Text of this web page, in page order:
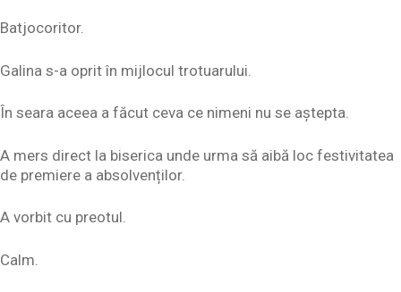
Batjocoritor.
Galina s-a oprit în mijlocul trotuarului.
În seara aceea a făcut ceva ce nimeni nu se aștepta.
A mers direct la biserica unde urma să aibă loc festivitatea
de premiere a absolvenților.
A vorbit cu preotul.
Calm.